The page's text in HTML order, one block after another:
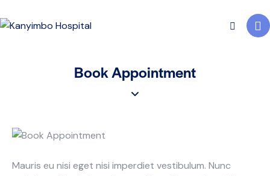
Book Appointment
Mauris eu nisi eget nisi imperdiet vestibulum. Nunc